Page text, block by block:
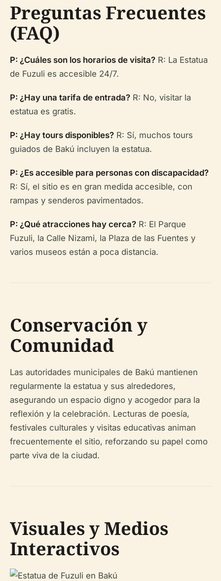
Preguntas Frecuentes
(FAQ)
P: ¿Cuáles son los horarios de visita? R: La Estatua
de Fuzuli es accesible 24/7.
P: ¿Hay una tarifa de entrada? R: No, visitar la
estatua es gratis.
P: ¿Hay tours disponibles? R: Sí, muchos tours
guiados de Bakú incluyen la estatua.
P: ¿Es accesible para personas con discapacidad?
R: Sí, el sitio es en gran medida accesible, con
rampas y senderos pavimentados.
P: ¿Qué atracciones hay cerca? R: El Parque
Fuzuli, la Calle Nizami, la Plaza de las Fuentes y
varios museos están a poca distancia.
Conservación y
Comunidad
Las autoridades municipales de Bakú mantienen
regularmente la estatua y sus alrededores,
asegurando un espacio digno y acogedor para la
reflexión y la celebración. Lecturas de poesía,
festivales culturales y visitas educativas animan
frecuentemente el sitio, reforzando su papel como
parte viva de la ciudad.
Visuales y Medios
Interactivos